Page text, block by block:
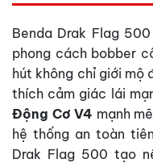
Benda Drak Flag
phong cách bobber
hút không chỉ giới mộ
thích cảm giác lái
Động Cơ V4 mạnh
hệ thống an toàn
Drak Flag 500 tạo